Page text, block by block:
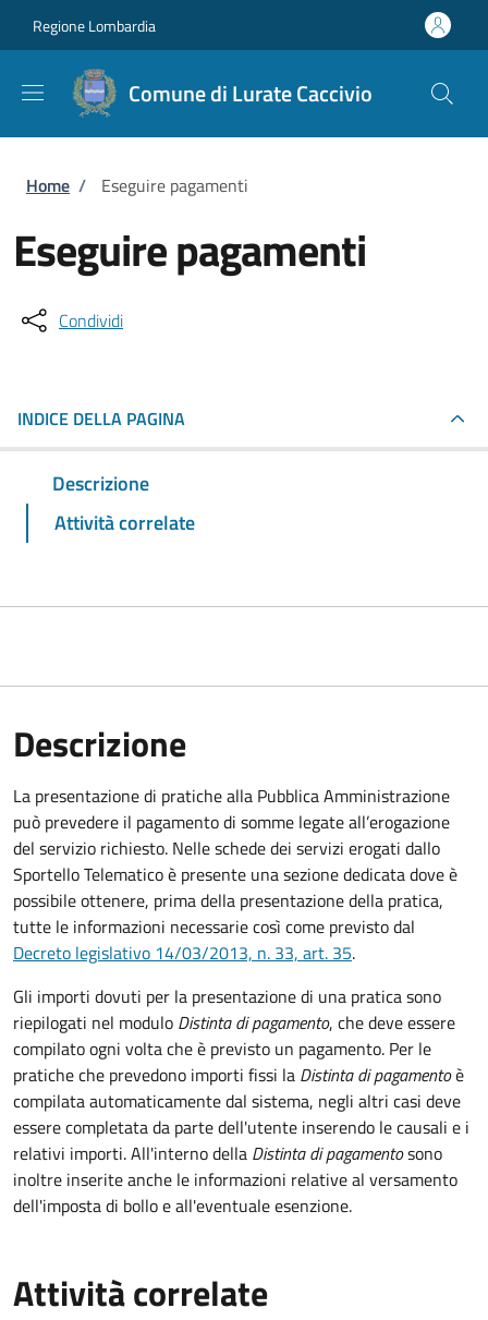
Regione Lombardia
Comune di Lurate Caccivio
Briciole di pane
Home / Eseguire pagamenti
Eseguire pagamenti
Condividi
INDICE DELLA PAGINA
Descrizione
Attività correlate
Descrizione
La presentazione di pratiche alla Pubblica Amministrazione
può prevedere il pagamento di somme legate all’erogazione
del servizio richiesto. Nelle schede dei servizi erogati dallo
Sportello Telematico è presente una sezione dedicata dove è
possibile ottenere, prima della presentazione della pratica,
tutte le informazioni necessarie così come previsto dal
Decreto legislativo 14/03/2013, n. 33, art. 35.
Gli importi dovuti per la presentazione di una pratica sono
riepilogati nel modulo Distinta di pagamento, che deve essere
compilato ogni volta che è previsto un pagamento. Per le
pratiche che prevedono importi fissi la Distinta di pagamentoè
compilata automaticamente dal sistema, negli altri casi deve
essere completata da parte dell'utente inserendo le causali e i
relativi importi.All'interno della Distinta di pagamentosono
inoltre inserite anche le informazioni relative al versamento
dell'imposta di bollo e all'eventuale esenzione.
Attività correlate